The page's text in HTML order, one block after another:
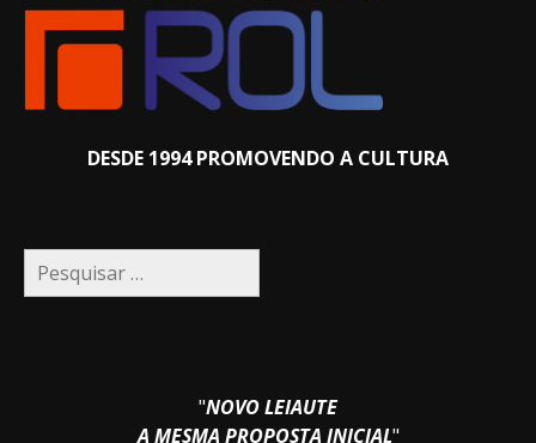
DESDE 1994 PROMOVENDO A CULTURA
Pesquisar
por:
"NOVO LEIAUTE
A MESMA PROPOSTA INICIAL"